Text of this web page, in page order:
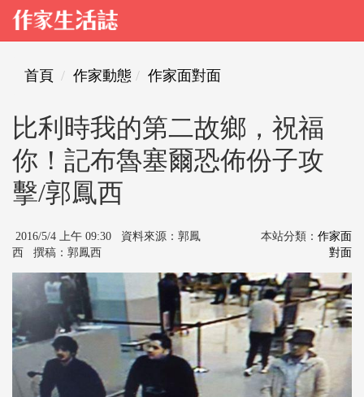
首頁 作家動態 作家面對面
比利時我的第二故鄉，祝福
你！記布魯塞爾恐佈份子攻
擊/郭鳳西
2016/5/4 上午 09:30 資料來源：郭鳳
西 撰稿：郭鳳西
本站分類： 作家面
對面